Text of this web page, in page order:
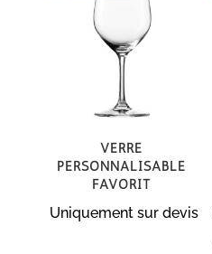
Verre
personnalisable
Favorit
Uniquement sur devis